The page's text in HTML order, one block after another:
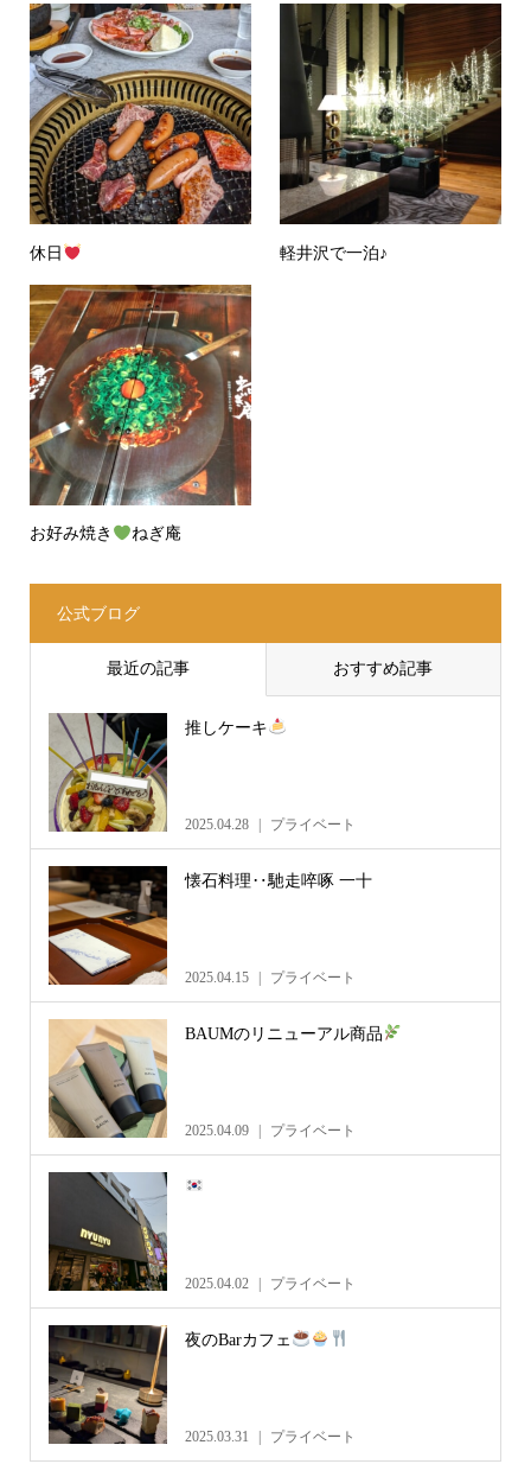
休日 軽井沢で一泊♪
お好み焼き ねぎ庵
公式ブログ
最近の記事 おすすめ記事
推しケーキ
2025.04.28 プライベート
懐石料理‥馳走啐啄 一十
2025.04.15 プライベート
BAUMのリニューアル商品
2025.04.09 プライベート
2025.04.02 プライベート
夜のBarカフェ
2025.03.31 プライベート